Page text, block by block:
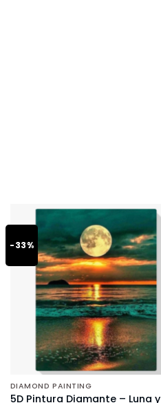
-33%
DIAMOND PAINTING
5D Pintura Diamante – Luna y